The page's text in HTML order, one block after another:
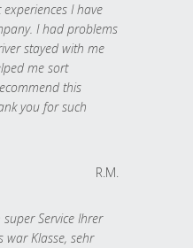
I have
I had problems
stayed with me
me sort
this
you for such
R.M.
Service Ihrer
war Klasse, sehr